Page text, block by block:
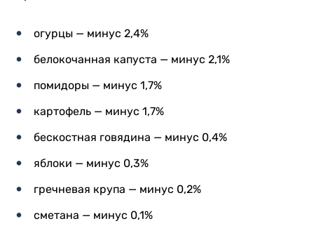
огурцы — минус 2,4%
белокочанная капуста — минус 2,1%
помидоры — минус 1,7%
картофель — минус 1,7%
бескостная говядина — минус 0,4%
яблоки — минус 0,3%
гречневая крупа — минус 0,2%
сметана — минус 0,1%